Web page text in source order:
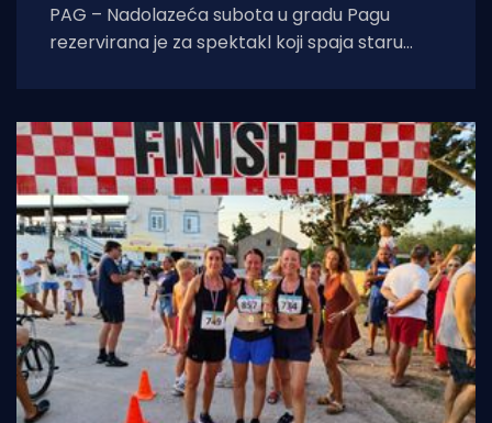
PAG – Nadolazeća subota u gradu Pagu
rezervirana je za spektakl koji spaja staru